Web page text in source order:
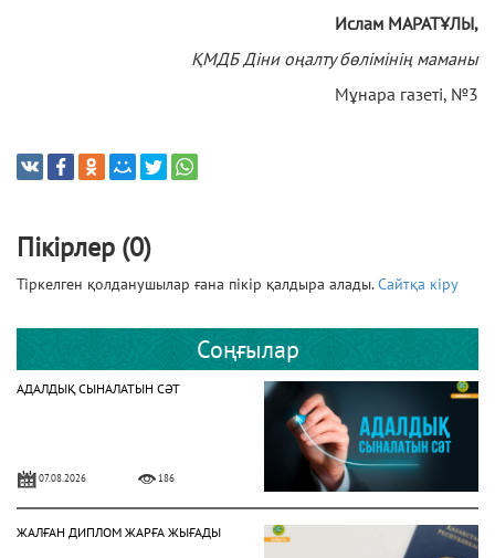
Ислам МАРАТҰЛЫ,
ҚМДБ Діни оңалту бөлімінің маманы
Мұнара газеті, №3
Пікірлер (0)
Тіркелген қолданушылар ғана пікір қалдыра алады.Сайтқа кіру
Соңғылар
АДАЛДЫҚ СЫНАЛАТЫН СӘТ
07.08.2026 186
ЖАЛҒАН ДИПЛОМ ЖАРҒА ЖЫҒАДЫ